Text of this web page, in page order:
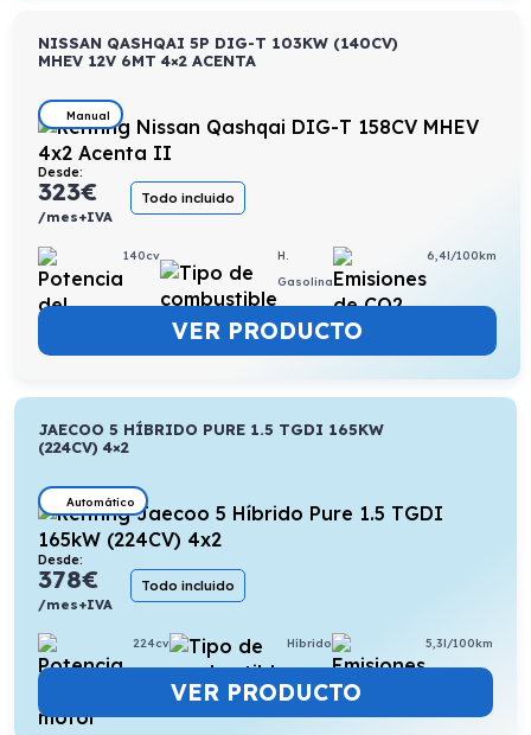
NISSAN QASHQAI 5P DIG-T 103KW (140CV)
MHEV 12V 6MT 4×2 ACENTA
Manual
Desde:
323€
/mes+IVA
Todo incluido
140cv
H.
Gasolina
6,4l/100km
VER PRODUCTO
JAECOO 5 HÍBRIDO PURE 1.5 TGDI 165KW
(224CV) 4×2
Automático
Desde:
378€
/mes+IVA
Todo incluido
224cv Híbrido 5,3l/100km
VER PRODUCTO